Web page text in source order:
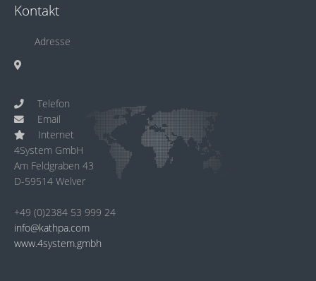
Kontakt
Adresse
Telefon
Email
Internet
4System GmbH
Am Feldgraben 43
D-59514 Welver
+49 (0)2384 53 999 24
info@kathpa.com
www.4system.gmbh